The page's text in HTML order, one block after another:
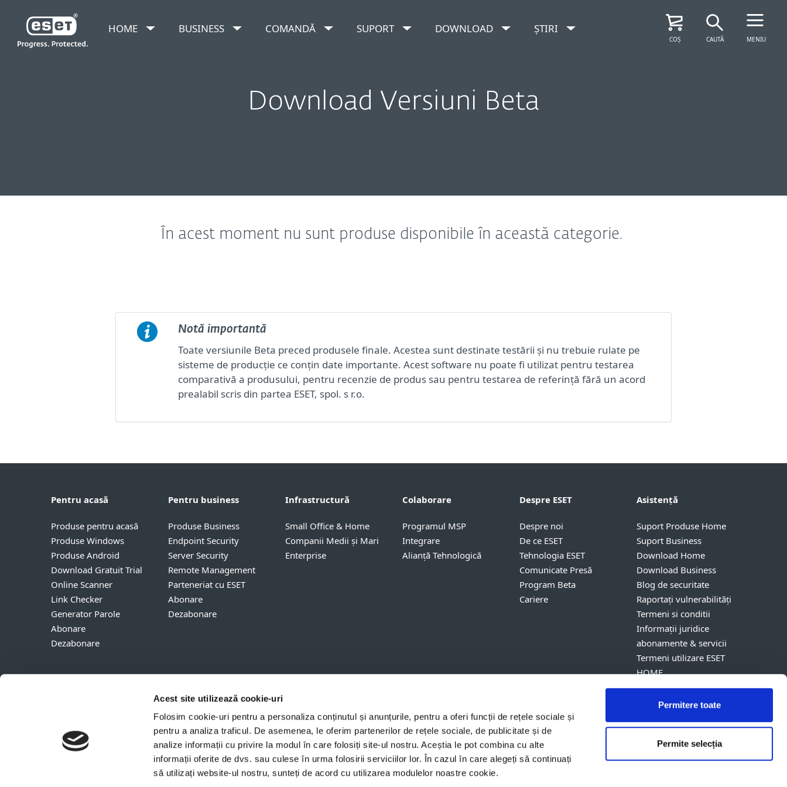
Acest site utilizează cookie-uri
Folosim cookie-uri pentru a personaliza conținutul și anunțurile, pentru a oferi funcții de rețele sociale și
pentru a analiza traficul. De asemenea, le oferim partenerilor de rețele sociale, de publicitate și de
analize informații cu privire la modul în care folosiți site-ul nostru. Aceștia le pot combina cu alte
informații oferite de dvs. sau culese în urma folosirii serviciilor lor. În cazul în care alegeți să continuați
să utilizați website-ul nostru, sunteți de acord cu utilizarea modulelor noastre cookie.
Permitere toate
Permite selecția
HOME BUSINESS COMANDĂ SUPORT DOWNLOAD ȘTIRI
COȘ CAUTĂ MENIU
Download Versiuni Beta
În acest moment nu sunt produse disponibile în această categorie.
Notă importantă
Toate versiunile Beta preced produsele finale. Acestea sunt destinate testării și nu trebuie rulate pe
sisteme de producție ce conțin date importante. Acest software nu poate fi utilizat pentru testarea
comparativă a produsului, pentru recenzie de produs sau pentru testarea de referință fără un acord
prealabil scris din partea ESET, spol. s r.o.
Pentru acasă
Produse pentru acasă
Produse Windows
Produse Android
Download Gratuit Trial
Online Scanner
Link Checker
Generator Parole
Abonare
Dezabonare
Pentru business
Produse Business
Endpoint Security
Server Security
Remote Management
Parteneriat cu ESET
Abonare
Dezabonare
Infrastructură
Small Office & Home
Companii Medii și Mari
Enterprise
Colaborare
Programul MSP
Integrare
Alianță Tehnologică
Despre ESET
Despre noi
De ce ESET
Tehnologia ESET
Comunicate Presă
Program Beta
Cariere
Asistență
Suport Produse Home
Suport Business
Download Home
Download Business
Blog de securitate
Raportați vulnerabilități
Termeni si conditii
Informații juridice
abonamente & servicii
Termeni utilizare ESET
HOME
Contact Confidențialitate Informații juridice Date Personale Sitemap
© 1992 - 2026 ESET, spol. s r.o. - Toate drepturile rezervate. Mărcile folosite sunt mărci sau mărci înregistrate ale ESET, spol. s r.o.
sau ESET America de Nord. Toate celelalte nume sau branduri sunt mărci înregistrate ale companiilor respective.